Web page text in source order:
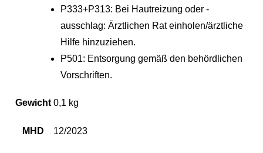
P333+P313: Bei Hautreizung oder -
ausschlag: Ärztlichen Rat einholen/ärztliche
Hilfe hinzuziehen.
P501: Entsorgung gemäß den behördlichen
Vorschriften.
Gewicht 0,1 kg
MHD 12/2023